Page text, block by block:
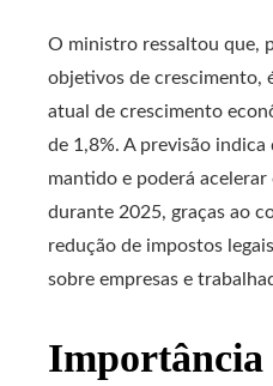
O ministro ressaltou que,
objetivos de crescimento,
atual de crescimento
de 1,8%. A previsão indica
mantido e poderá
durante 2025, graças ao
redução de impostos
sobre empresas e
Importância